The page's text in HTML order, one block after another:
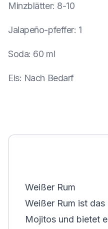
Minzblätter: 8-10
Jalapeño-pfeffer: 1
Soda: 60 ml
Eis: Nach Bedarf
Weißer Rum
Weißer Rum ist
Mojitos und bietet